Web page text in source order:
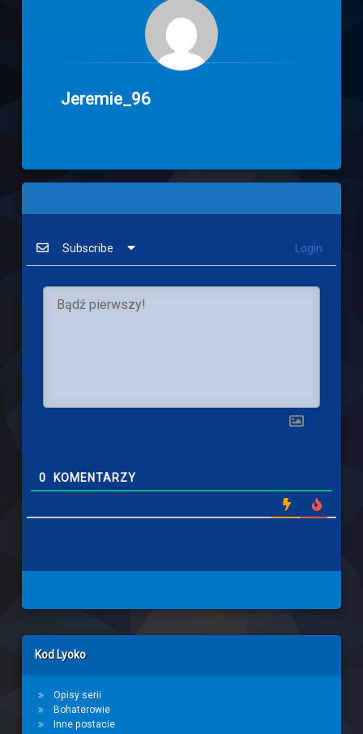
Jeremie_96
Subscribe Login
0 KOMENTARZY
Left Sidebar
Kod Lyoko
Opisy serii
Bohaterowie
Inne postacie